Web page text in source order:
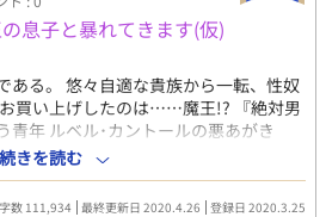
息子と暴れてきます(仮)
る。 悠々自適な貴族から一転、性奴
買い上げしたのは……魔王!? 『絶対男
青年 ルベル･カントールの悪あがき
生×性奴隷♂×魔界 なんでもアリのファ
きで、警告申し上げます。
続きを読む
数 111,934 最終更新日 2020.4.26 登録日 2020.3.25